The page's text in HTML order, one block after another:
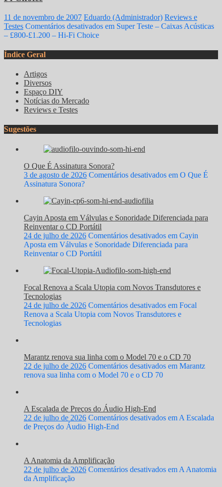
11 de novembro de 2007 Eduardo (Administrador) Reviews e
Testes Comentários desativados em Super Teste – Caixas Acústicas
– £800-£1.200 – Hi-Fi Choice
Índice Geral
Artigos
Diversos
Espaço DIY
Notícias do Mercado
Reviews e Testes
Sugestões
O Que É Assinatura Sonora?
3 de agosto de 2026 Comentários desativados em O Que É
Assinatura Sonora?
Cayin Aposta em Válvulas e Sonoridade Diferenciada para
Reinventar o CD Portátil
24 de julho de 2026 Comentários desativados em Cayin
Aposta em Válvulas e Sonoridade Diferenciada para
Reinventar o CD Portátil
Focal Renova a Scala Utopia com Novos Transdutores e
Tecnologias
24 de julho de 2026 Comentários desativados em Focal
Renova a Scala Utopia com Novos Transdutores e
Tecnologias
Marantz renova sua linha com o Model 70 e o CD 70
22 de julho de 2026 Comentários desativados em Marantz
renova sua linha com o Model 70 e o CD 70
A Escalada de Preços do Áudio High-End
22 de julho de 2026 Comentários desativados em A Escalada
de Preços do Áudio High-End
A Anatomia da Amplificação
22 de julho de 2026 Comentários desativados em A Anatomia
da Amplificação